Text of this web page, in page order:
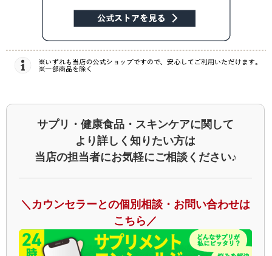
サプリ・健康食品・スキンケアに関して
より詳しく知りたい方は
当店の担当者にお気軽にご相談ください♪
＼カウンセラーとの個別相談・お問い合わせは
こちら／